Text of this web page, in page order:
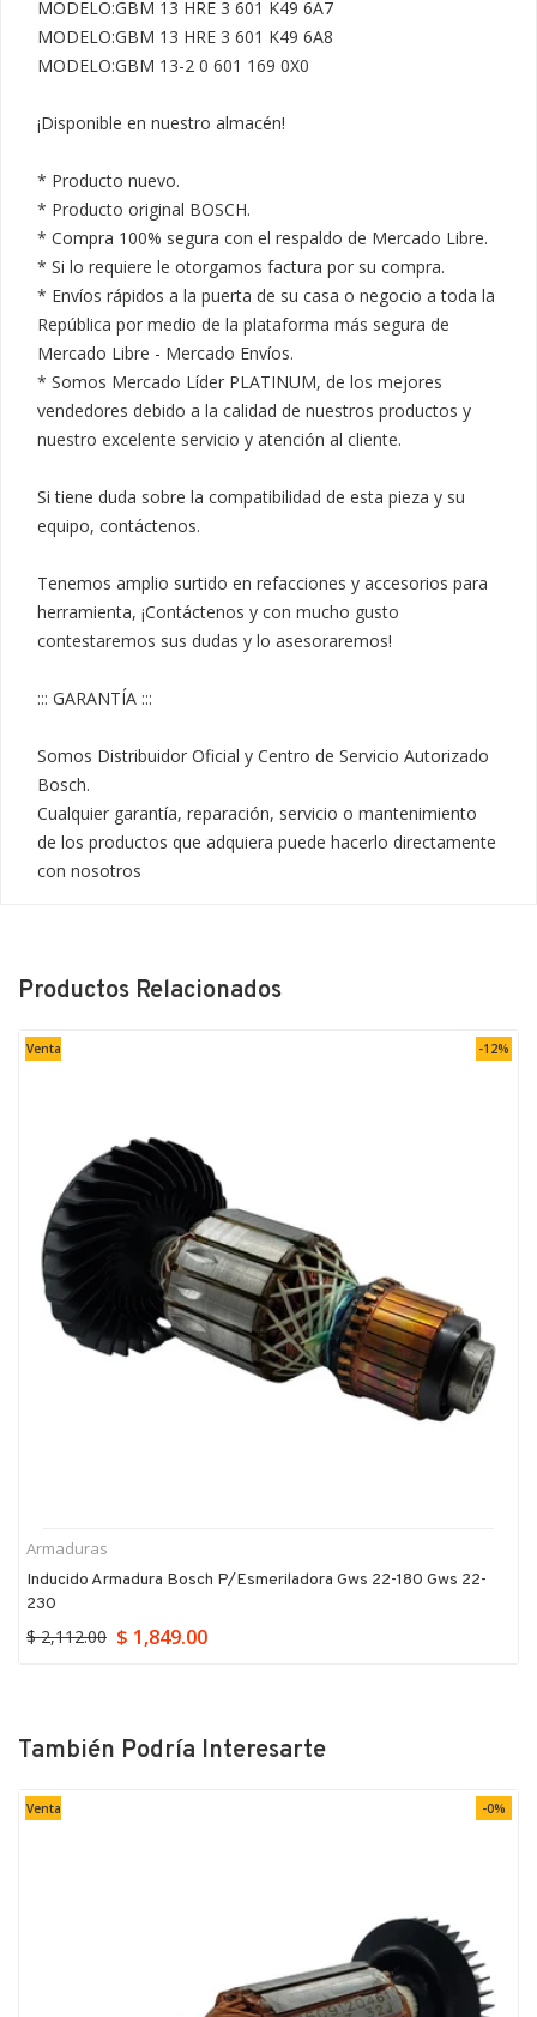
MODELO:GBM 13 HRE 3 601 K49 6A7
MODELO:GBM 13 HRE 3 601 K49 6A8
MODELO:GBM 13-2 0 601 169 0X0
¡Disponible en nuestro almacén!
* Producto nuevo.
* Producto original BOSCH.
* Compra 100% segura con el respaldo de Mercado Libre.
* Si lo requiere le otorgamos factura por su compra.
* Envíos rápidos a la puerta de su casa o negocio a toda la
República por medio de la plataforma más segura de
Mercado Libre - Mercado Envíos.
* Somos Mercado Líder PLATINUM, de los mejores
vendedores debido a la calidad de nuestros productos y
nuestro excelente servicio y atención al cliente.
Si tiene duda sobre la compatibilidad de esta pieza y su
equipo, contáctenos.
Tenemos amplio surtido en refacciones y accesorios para
herramienta, ¡Contáctenos y con mucho gusto
contestaremos sus dudas y lo asesoraremos!
::: GARANTÍA :::
Somos Distribuidor Oficial y Centro de Servicio Autorizado
Bosch.
Cualquier garantía, reparación, servicio o mantenimiento
de los productos que adquiera puede hacerlo directamente
con nosotros
Productos Relacionados
Bosch
Caja De Engranaje Bosch 1619pb4673 P/esmeril Angular Gws700
$ 359.00
También Podría Interesarte